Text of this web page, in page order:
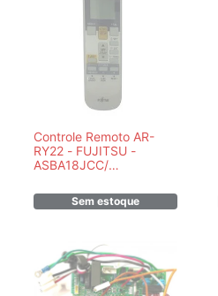
Controle Remoto AR-
RY22 - FUJITSU -
ASBA18JCC/
/ASBA24JFC/ASBA30JCC
/ASBA30JFC -
Sem estoque